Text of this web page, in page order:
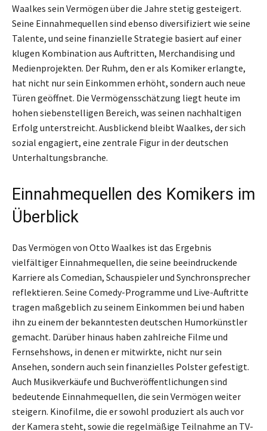
Waalkes sein Vermögen über die Jahre stetig gesteigert.
Seine Einnahmequellen sind ebenso diversifiziert wie seine
Talente, und seine finanzielle Strategie basiert auf einer
klugen Kombination aus Auftritten, Merchandising und
Medienprojekten. Der Ruhm, den er als Komiker erlangte,
hat nicht nur sein Einkommen erhöht, sondern auch neue
Türen geöffnet. Die Vermögensschätzung liegt heute im
hohen siebenstelligen Bereich, was seinen nachhaltigen
Erfolg unterstreicht. Ausblickend bleibt Waalkes, der sich
sozial engagiert, eine zentrale Figur in der deutschen
Unterhaltungsbranche.
Einnahmequellen des Komikers im
Überblick
Das Vermögen von Otto Waalkes ist das Ergebnis
vielfältiger Einnahmequellen, die seine beeindruckende
Karriere als Comedian, Schauspieler und Synchronsprecher
reflektieren. Seine Comedy-Programme und Live-Auftritte
tragen maßgeblich zu seinem Einkommen bei und haben
ihn zu einem der bekanntesten deutschen Humorkünstler
gemacht. Darüber hinaus haben zahlreiche Filme und
Fernsehshows, in denen er mitwirkte, nicht nur sein
Ansehen, sondern auch sein finanzielles Polster gefestigt.
Auch Musikverkäufe und Buchveröffentlichungen sind
bedeutende Einnahmequellen, die sein Vermögen weiter
steigern. Kinofilme, die er sowohl produziert als auch vor
der Kamera steht, sowie die regelmäßige Teilnahme an TV-